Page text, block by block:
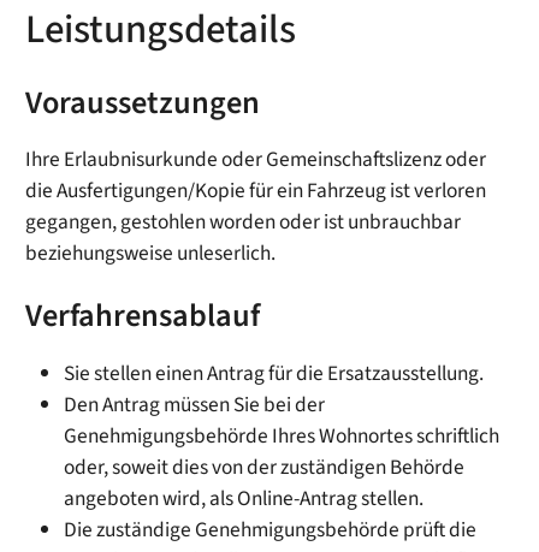
Leistungsdetails
Voraussetzungen
Ihre Erlaubnisurkunde oder Gemeinschaftslizenz oder
die Ausfertigungen/Kopie für ein Fahrzeug ist verloren
gegangen, gestohlen worden oder ist unbrauchbar
beziehungsweise unleserlich.
Verfahrensablauf
Sie stellen einen Antrag für die Ersatzausstellung.
Den Antrag müssen Sie bei der
Genehmigungsbehörde Ihres Wohnortes schriftlich
oder, soweit dies von der zuständigen Behörde
angeboten wird, als Online-Antrag stellen.
Die zuständige Genehmigungsbehörde prüft die